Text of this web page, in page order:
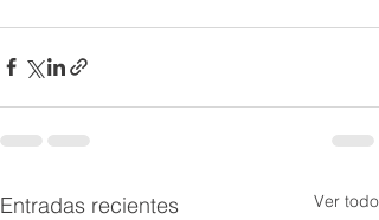
Entradas recientes Ver todo